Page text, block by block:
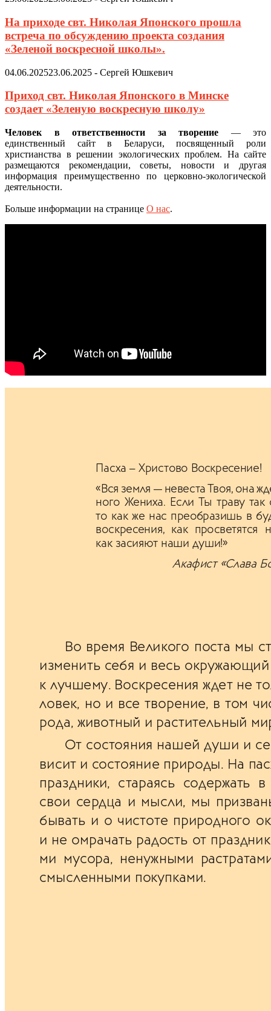
На приходе свт. Николая Японского прошла
встреча по обсуждению проекта создания
«Зеленой воскресной школы».
04.06.202523.06.2025 - Сергей Юшкевич
Приход свт. Николая Японского в Минске
создает «Зеленую воскресную школу»
Человек в ответственности за творение — это
единственный сайт в Беларуси, посвященный роли
христианства в решении экологических проблем. На сайте
размещаются рекомендации, советы, новости и другая
информация преимущественно по церковно-экологической
деятельности.
Больше информации на странице О нас.